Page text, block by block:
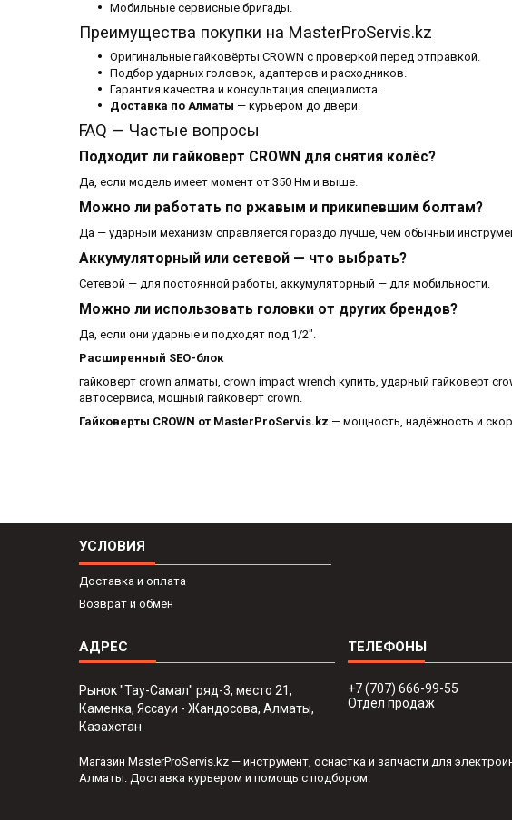
Мобильные сервисные бригады.
Преимущества покупки на MasterProServis.kz
Оригинальные гайковёрты CROWN с проверкой перед отправкой.
Подбор ударных головок, адаптеров и расходников.
Гарантия качества и консультация специалиста.
Доставка по Алматы — курьером до двери.
FAQ — Частые вопросы
Подходит ли гайковерт CROWN для снятия колёс?
Да, если модель имеет момент от 350 Нм и выше.
Можно ли работать по ржавым и прикипевшим болтам?
Да — ударный механизм справляется гораздо лучше, чем обычный
Аккумуляторный или сетевой — что выбрать?
Сетевой — для постоянной работы, аккумуляторный — для мобильности.
Можно ли использовать головки от других брендов?
Да, если они ударные и подходят под 1/2".
Расширенный SEO-блок
гайковерт crown алматы, crown impact wrench купить, ударный гайковерт
автосервиса, мощный гайковерт crown.
Гайковерты CROWN от MasterProServis.kz — мощность, надёжность и
УСЛОВИЯ
Доставка и оплата
Возврат и обмен
Рынок "Тау-Самал" ряд-3, место 21,
Каменка, Яссауи - Жандосова, Алматы,
Казахстан
+7 (707) 666-99-55
Отдел продаж
Магазин MasterProServis.kz — инструмент, оснастка и запчасти для
Алматы. Доставка курьером и помощь с подбором.